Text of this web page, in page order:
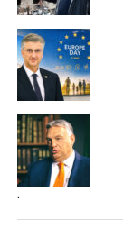
.